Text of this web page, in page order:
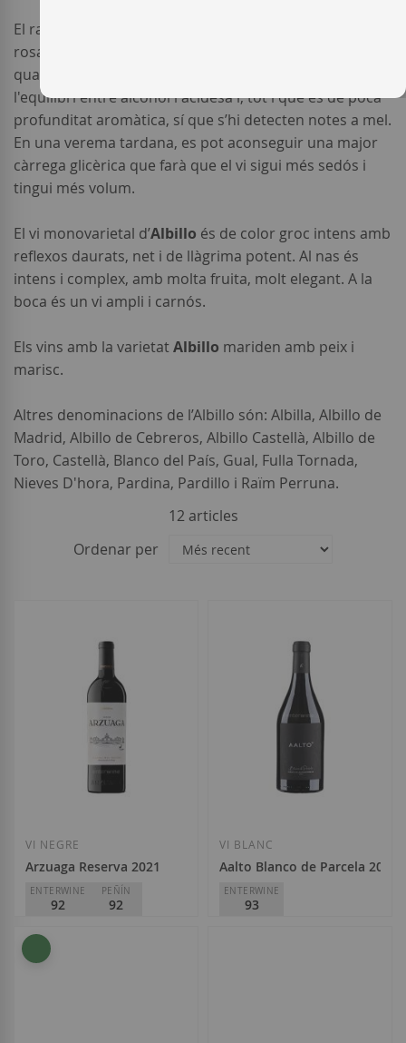
El raïm blanc
rosats, en ocasions com a monovarietal i en petites
quantitats per elaborar negres. En general tendeix a
l'equilibri entre alcohol i acidesa i, tot i que és de poca
profunditat aromàtica, sí que s’hi detecten notes a mel.
En una verema tardana, es pot aconseguir una major
càrrega glicèrica que farà que el vi sigui més sedós i
tingui més volum.
El vi monovarietal d’Albillo és de color groc intens amb
reflexos daurats, net i de llàgrima potent. Al nas és
intens i complex, amb molta fruita, molt elegant. A la
boca és un vi ampli i carnós.
Els vins amb la varietatAlbillo mariden amb peix i
marisc.
Altres denominacions de l’Albillo són: Albilla, Albillo de
Madrid, Albillo de Cebreros, Albillo Castellà, Albillo de
Toro, Castellà, Blanco del País, Gual, Fulla Tornada,
Nieves D'hora, Pardina, Pardillo i Raïm Perruna.
12articles
Ordenar per
VI NEGRE
Arzuaga Reserva 2021
ENTERWINE
92
PEÑÍN
92
Arzuaga Navarro
D.O.
VI BLANC
Aalto Blanco de Parcela 2024
ENTERWINE
93